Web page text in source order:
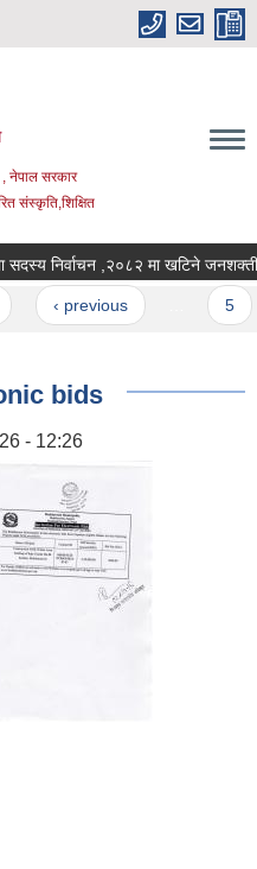
नेपाल सरकार
संस्कृति,शिक्षित
प्रतिनिधि सभा सदस्य निर्वाचन ,२०८२ मा
‹ previous
bids
- 12:26